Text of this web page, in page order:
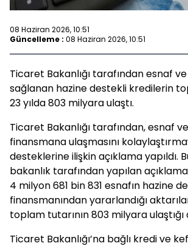
08 Haziran 2026, 10:51
Güncelleme : 08 Haziran 2026, 10:51
Ticaret Bakanlığı tarafından esnaf
sağlanan hazine destekli kredilerin
23 yılda 803 milyara ulaştı.
Ticaret Bakanlığı tarafından, esnaf
finansmana ulaşmasını
desteklerine ilişkin açıklama yapıldı.
bakanlık tarafından yapılan
4 milyon 681 bin 831 esnafın hazine
finansmanından yararlandığı
toplam tutarının 803 milyara ulaştığı
Ticaret Bakanlığı’na bağlı kredi ve